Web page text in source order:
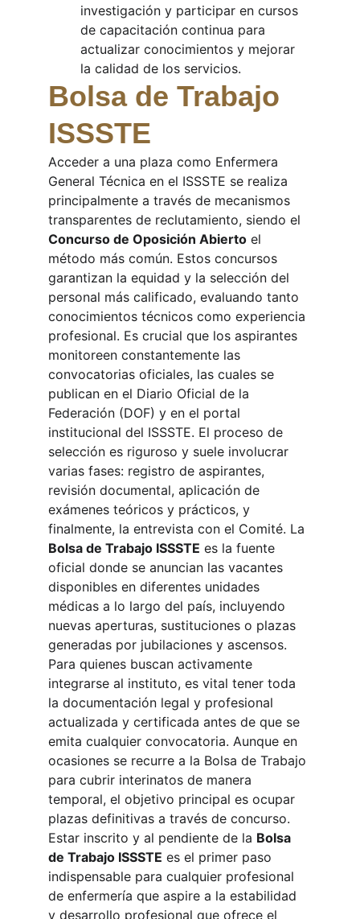
investigación y participar en cursos
de capacitación continua para
actualizar conocimientos y mejorar
la calidad de los servicios.
Bolsa de Trabajo
ISSSTE
Acceder a una plaza como Enfermera
General Técnica en el ISSSTE se realiza
principalmente a través de mecanismos
transparentes de reclutamiento, siendo el
Concurso de Oposición Abierto el
método más común. Estos concursos
garantizan la equidad y la selección del
personal más calificado, evaluando tanto
conocimientos técnicos como experiencia
profesional. Es crucial que los aspirantes
monitoreen constantemente las
convocatorias oficiales, las cuales se
publican en el Diario Oficial de la
Federación (DOF) y en el portal
institucional del ISSSTE. El proceso de
selección es riguroso y suele involucrar
varias fases: registro de aspirantes,
revisión documental, aplicación de
exámenes teóricos y prácticos, y
finalmente, la entrevista con el Comité. La
Bolsa de Trabajo ISSSTE es la fuente
oficial donde se anuncian las vacantes
disponibles en diferentes unidades
médicas a lo largo del país, incluyendo
nuevas aperturas, sustituciones o plazas
generadas por jubilaciones y ascensos.
Para quienes buscan activamente
integrarse al instituto, es vital tener toda
la documentación legal y profesional
actualizada y certificada antes de que se
emita cualquier convocatoria. Aunque en
ocasiones se recurre a la Bolsa de Trabajo
para cubrir interinatos de manera
temporal, el objetivo principal es ocupar
plazas definitivas a través de concurso.
Estar inscrito y al pendiente de la Bolsa
de Trabajo ISSSTE es el primer paso
indispensable para cualquier profesional
de enfermería que aspire a la estabilidad
y desarrollo profesional que ofrece el